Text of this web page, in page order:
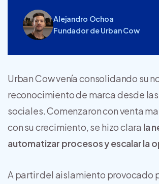
Alejandro Ochoa
Fundador de Urban Cow
Urban Cow venía consolidando su
reconocimiento de marca desde
sociales. Comenzaron con venta
con su crecimiento, se hizo clara la
automatizar procesos y escalar la
A partir del aislamiento provocado